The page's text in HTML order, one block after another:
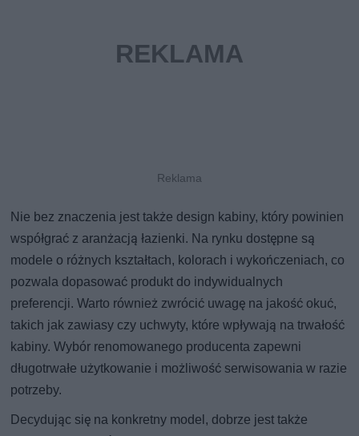
Nie bez znaczenia jest także design kabiny, który powinien
współgrać z aranżacją łazienki. Na rynku dostępne są
modele o różnych kształtach, kolorach i wykończeniach, co
pozwala dopasować produkt do indywidualnych
preferencji. Warto również zwrócić uwagę na jakość okuć,
takich jak zawiasy czy uchwyty, które wpływają na trwałość
kabiny. Wybór renomowanego producenta zapewni
długotrwałe użytkowanie i możliwość serwisowania w razie
potrzeby.
Decydując się na konkretny model, dobrze jest także